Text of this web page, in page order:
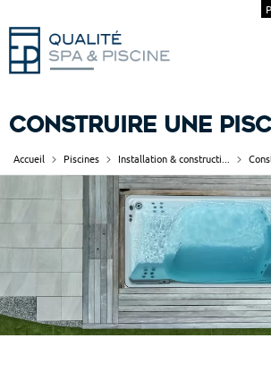
Construire une
Accueil Piscines Installation & constructi...